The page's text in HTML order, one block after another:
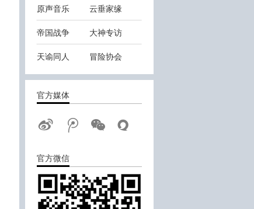
原声音乐 云垂家缘
帝国战争 大神专访
天谕同人 冒险协会
云垂战报
官方媒体
官方微信